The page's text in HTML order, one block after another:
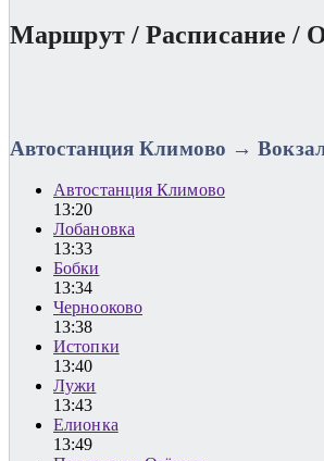
Маршрут / Расписание /
Автостанция Климово →
Автостанция Климово
13:20
Лобановка
13:33
Бобки
13:34
Чернооково
13:38
Истопки
13:40
Лужи
13:43
Елионка
13:49